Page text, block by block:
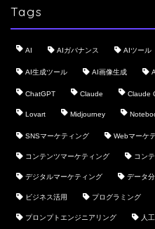
Tags
AI AIガバナンス AIツール
AI生成ツール AI画像生成
ChatGPT Claude Claude
Lovart Midjourney
SNSマーケティング Webマーケ
コンテンツマーケティング コン
デジタルマーケティング データ
ビジネス活用 プログラミング
プロンプトエンジニアリング 人